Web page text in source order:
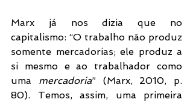
Marx já nos dizia que no
capitalismo: “O trabalho não produz
somente mercadorias; ele produz a
si mesmo e ao trabalhador como
uma mercadoria” (Marx, 2010, p.
80). Temos, assim, uma primeira